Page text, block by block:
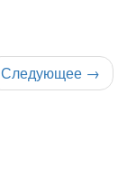
Следующее →